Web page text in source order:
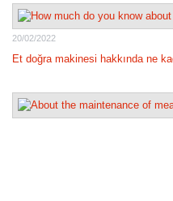
20/02/2022
Et doğra makinesi hakkında ne